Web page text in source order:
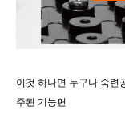
이것 하나면 누구나 숙련
주된 기능편